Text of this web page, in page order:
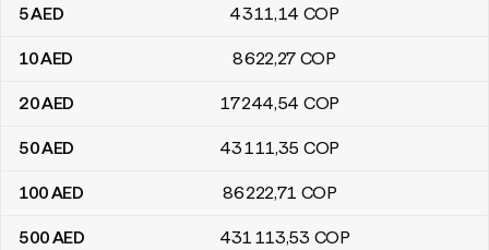
5AED 4 311,14 COP
10AED 8 622,27 COP
20AED 17 244,54 COP
50AED 43 111,35 COP
100AED 86 222,71 COP
500AED 431 113,53 COP